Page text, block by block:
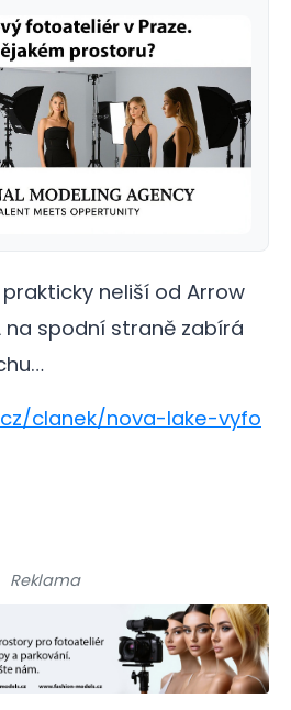
neliší od Arrow
na spodní straně zabírá
clanek/nova-lake-vyfo
Reklama